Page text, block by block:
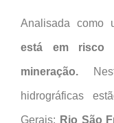
Analisada como
está em risco
mineração.
hidrográficas
Gerais: Rio São